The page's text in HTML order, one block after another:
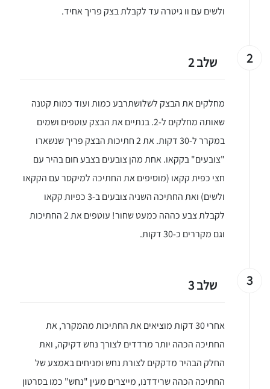
ולשים עם וו גיטרה עד לקבלת בצק פריך אחיד.
2 שלב 2
מחלקים את הבצק לשלושתרבע כמות ועוד כמות קטנה
שאותה מחלקים ל-2. בנתיים את הבצק עוטפים ושמים
במקרר ל-30 דקות. את 2 חתיכות הבצק פריך שנשארו
"צובעים" בקקאו. אחת מהן צובעים בצבע חום בהיר עם
חצי כפית קקאו (מוסיפים את החתיכה למיקסר עם הקקאו
ולשים) ואת החתיכה השניה צובעים ב-3 כפיות קקאו
לקבלת צבע כההה כמעט שחור! עוטפים את 2 החתיכות
וגם מקררים כ-30 דקות.
3 שלב 3
אחרי 30 דקות מוציאים את החתיכות מהמקרר, את
החתיכה הכהה יותר מרדדים לצורך נחש דקיקה, ואת
החלק הבהיר מדקקים לצורת נחש ומניחים באמצע של
החתיכה הכהה שרידדנו, מייצרים מעין "נחש" כמו בסרטון